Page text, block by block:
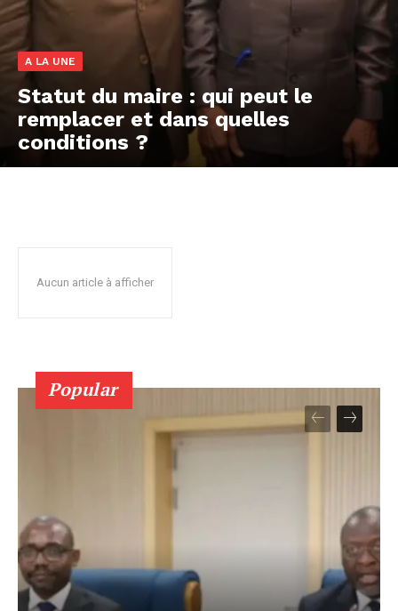
A LA UNE
Statut du maire : qui peut le
remplacer et dans quelles
conditions ?
Aucun article à afficher
Popular